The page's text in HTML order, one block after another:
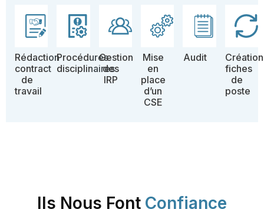
Rédaction
contract
de
travail
Procédures
disciplinaires
Gestion
des
IRP
Mise
en
place
d’un
CSE
Audit
Création
fiches
de
poste
Ils Nous Font Confiance